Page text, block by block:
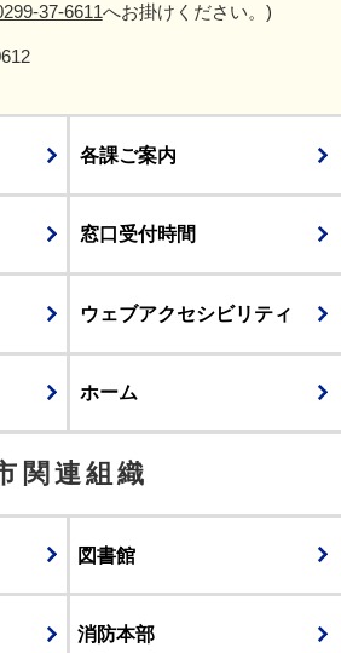
37-6611へお掛けください。)
各課ご案内
窓口受付時間
ウェブアクセシビリティ
ホーム
関連組織
図書館
消防本部